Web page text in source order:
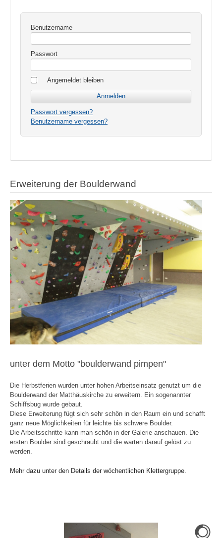
Benutzername
Passwort
Angemeldet bleiben
Passwort vergessen?
Benutzername vergessen?
Erweiterung der Boulderwand
unter dem Motto "boulderwand pimpen"
Die Herbstferien wurden unter hohen Arbeitseinsatz genutzt um die
Boulderwand der Matthäuskirche zu erweitern. Ein sogenannter
Schiffsbug wurde gebaut.
Diese Erweiterung fügt sich sehr schön in den Raum ein und schafft
ganz neue Möglichkeiten für leichte bis schwere Boulder.
Die Arbeitsschritte kann man schön in der Galerie anschauen. Die
ersten Boulder sind geschraubt und die warten darauf gelöst zu
werden.
Mehr dazu unter den Details der wöchentlichen Klettergruppe.